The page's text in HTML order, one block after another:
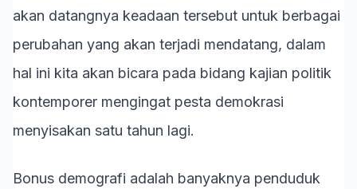
akan datangnya keadaan tersebut untuk berbagai
perubahan yang akan terjadi mendatang, dalam
hal ini kita akan bicara pada bidang kajian politik
kontemporer mengingat pesta demokrasi
menyisakan satu tahun lagi.
Bonus demografi adalah banyaknya penduduk